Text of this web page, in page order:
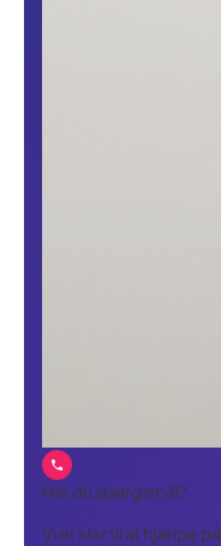
Har du spørgsmål?
Vi er klar til at hjælpe på